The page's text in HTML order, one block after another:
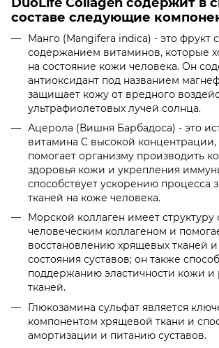
составе следующие
Манго (Mangifera indica) - это фрукт
содержанием витаминов, которые
на состояние кожи человека. Он
антиоксидант под названием
защищает кожу от вредного
ультрафиолетовых лучей солнца.
Ацерола (Вишня Барбадоса) - это
витамина C высокой
помогает организму производить
здоровья кожи и укрепления
способствует ускорению процесса
тканей на коже человека.
Морской коллаген имеет структуру
человеческим коллагеном и
восстановлению хрящевых тканей
состояния суставов; он также
поддержанию эластичности кожи и
тканей.
Глюкозамина сульфат является
компонентом хрящевой ткани и
амортизации и питанию суставов.